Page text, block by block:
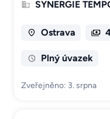
SYNERGIE
Ostrava
Plný úvazek
Zveřejněno: 3. srpna